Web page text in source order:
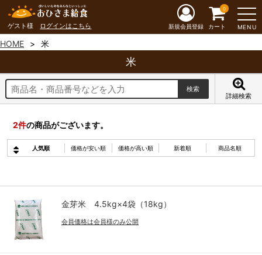
ゲスト様 ログインはこちら MENU
新規会員登録 カート
0
HOME 米
米
詳細検索
2件の商品がございます。
人気順 価格が安い順 価格が高い順 新着順 商品名順
金芽米 4.5kg×4袋（18kg）
会員価格は会員様のみ公開